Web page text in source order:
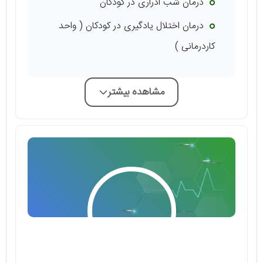
درمان اختلال یادگیری در کودکان ( واحد
کاردرمانی )
مشاهده بیشتر